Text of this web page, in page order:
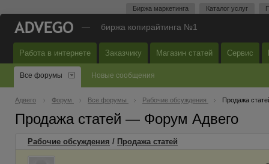
Биржа маркетинга Каталог услуг
— биржа копирайтинга №1
Работа в интернете Заказчику Магазин статей Сервис
Все форумы Новые сообщения
Адвего Форум Все форумы Рабочие обсуждения Продажа
Продажа статей — Форум Адвего
Рабочие обсуждения / Продажа статей